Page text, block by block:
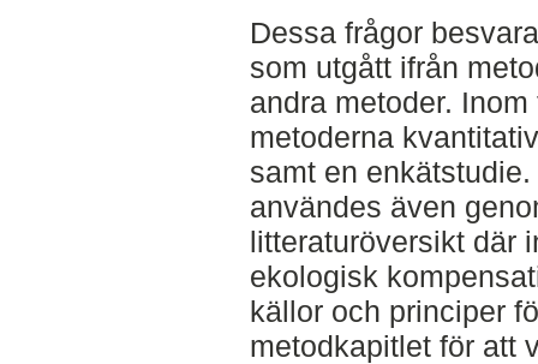
Dessa frågor
som utgått ifrån
andra metoder.
metoderna
samt en
användes även
litteraturöversikt där
ekologisk
källor och principer
metodkapitlet för att